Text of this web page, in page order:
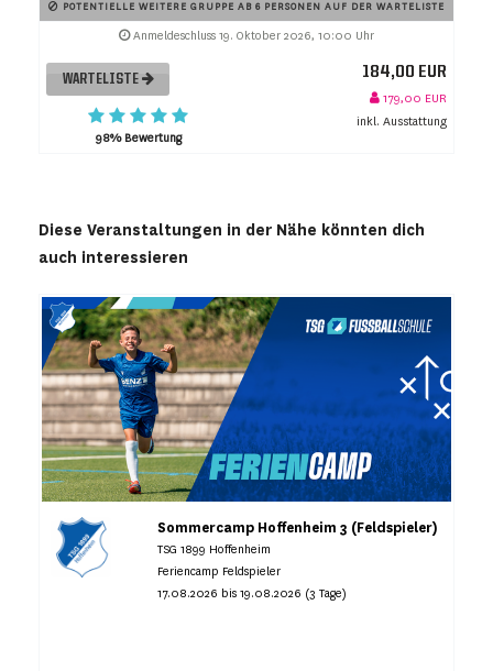
POTENTIELLE WEITERE GRUPPE AB 6 PERSONEN AUF DER WARTELISTE
Anmeldeschluss 19. Oktober 2026, 10:00 Uhr
WARTELISTE
98% Bewertung
184,00 EUR
179,00 EUR
inkl. Ausstattung
Diese Veranstaltungen in der Nähe könnten dich
auch interessieren
Sommercamp Hoffenheim 3 (Feldspieler)
TSG 1899 Hoffenheim
Feriencamp Feldspieler
17.08.2026 bis 19.08.2026 (3 Tage)